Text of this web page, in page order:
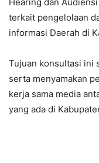
Hearing dan
terkait pengelolaan
informasi Daerah di
Tujuan konsultasi ini
serta menyamakan
kerja sama media
yang ada di